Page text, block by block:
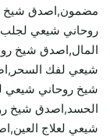
مضمون,اصدق شيخ
روحاني شيعي
المال,اصدق شيخ
شيعي لفك
شيخ روحاني شيعي
الحسد,اصدق شيخ
شيعي لعلاج